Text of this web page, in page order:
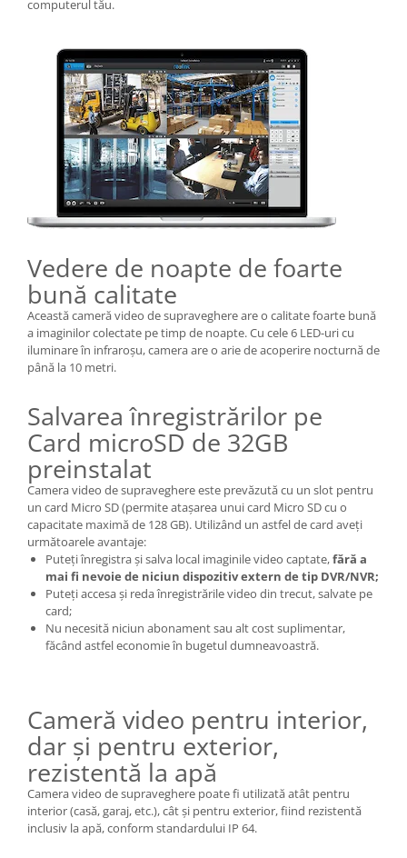
computerul tău.
Vedere de noapte de foarte
bună calitate
Această cameră video de supraveghere are o calitate foarte bună
a imaginilor colectate pe timp de noapte. Cu cele 6 LED-uri cu
iluminare în infraroșu, camera are o arie de acoperire nocturnă de
până la 10 metri.
Salvarea înregistrărilor pe
Card microSD de 32GB
preinstalat
Camera video de supraveghere este prevăzută cu un slot pentru
un card Micro SD (permite atașarea unui card Micro SD cu o
capacitate maximă de 128 GB). Utilizând un astfel de card aveți
următoarele avantaje:
Puteți înregistra și salva local imaginile video captate,fără a
mai fi nevoie de niciun dispozitiv extern de tip DVR/NVR;
Puteți accesa și reda înregistrările video din trecut, salvate pe
card;
Nu necesită niciun abonament sau alt cost suplimentar,
făcând astfel economie în bugetul dumneavoastră.
Cameră video pentru interior,
dar și pentru exterior,
rezistentă la apă
Camera video de supraveghere poate fi utilizată atât pentru
interior (casă, garaj, etc.), cât și pentru exterior, fiind rezistentă
inclusiv la apă, conform standardului IP 64.